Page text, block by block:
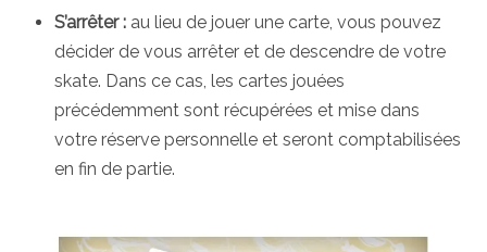
S’arrêter : au lieu de jouer une carte, vous pouvez
décider de vous arrêter et de descendre de votre
skate. Dans ce cas, les cartes jouées
précédemment sont récupérées et mise dans
votre réserve personnelle et seront comptabilisées
en fin de partie.